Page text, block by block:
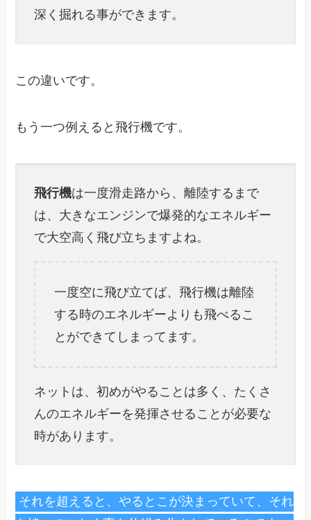
深く掘れる事ができます。
この違いです。
もう一つ例えると飛行機です。
飛行機は一度滑走路から、離陸するまで
は、大きなエンジンで爆発的なエネルギー
で大空高く飛び立ちますよね。
一度空に飛び立てば、飛行機は離陸
する時のエネルギーよりも飛べるこ
とができてしまってます。
ネットは、初めがやることは多く、たくさ
んのエネルギーを発揮させることが必要な
時があります。
それを超えると、やるとこが決まっていて、それ